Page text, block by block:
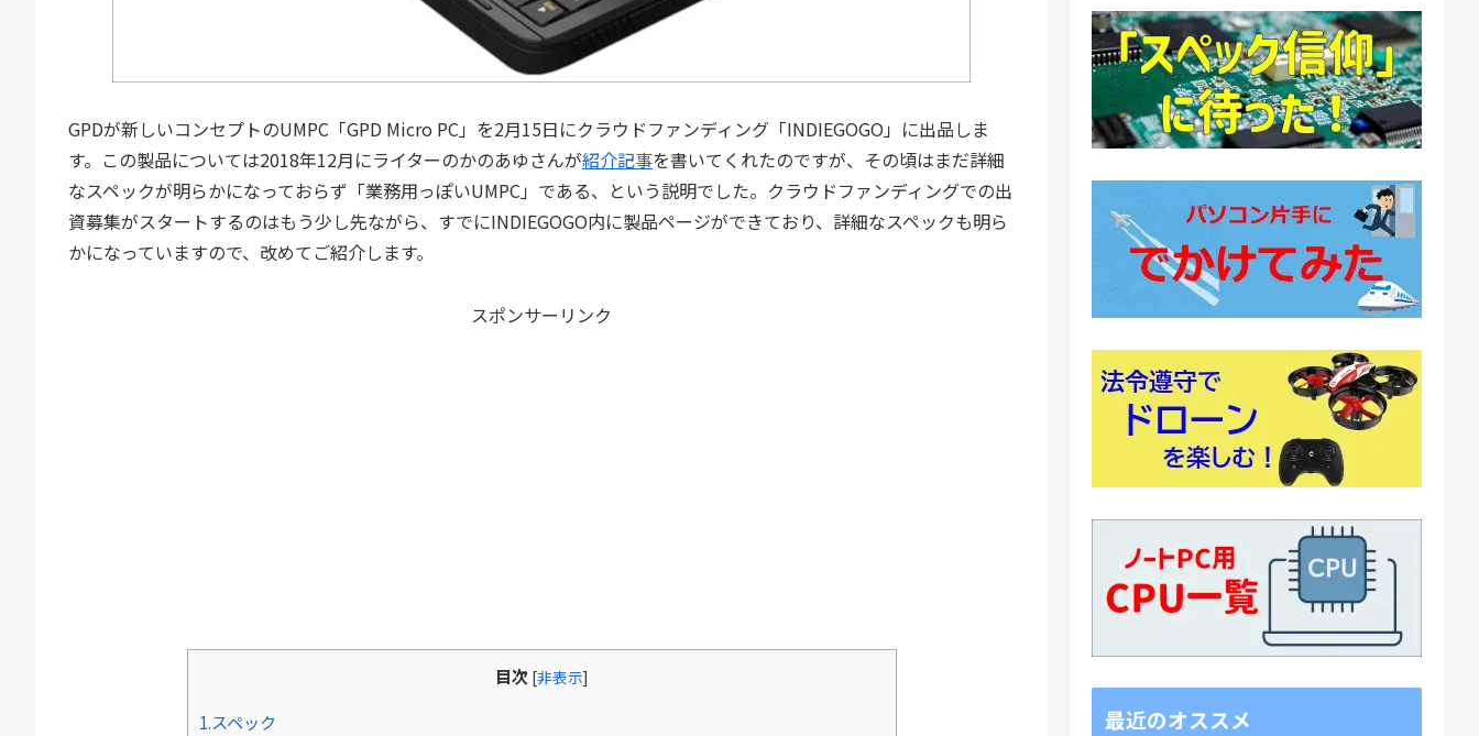
GPDが新しいコンセプトのUMPC「GPD Micro PC」を2月15日にクラウドファンディング「INDIEGOGO」に出品しま
す。この製品については2018年12月にライターのかのあゆさんが紹介記事を書いてくれたのですが、その頃はまだ詳細
なスペックが明らかになっておらず「業務用っぽいUMPC」である、という説明でした。クラウドファンディングでの出
資募集がスタートするのはもう少し先ながら、すでにINDIEGOGO内に製品ページができており、詳細なスペックも明ら
かになっていますので、改めてご紹介します。
スポンサーリンク
目次 [非表示]
1.スペック
最近のオススメ